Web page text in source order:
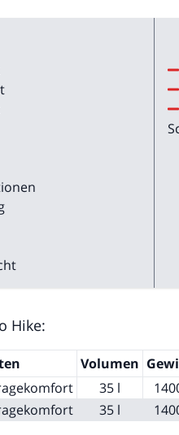
Hike:
Volumen
35 l
35 l